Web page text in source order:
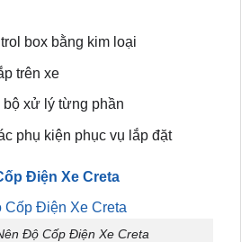
box bằng kim loại
trên xe
bộ xử lý từng phần
phụ kiện phục vụ lắp đặt
Điện Xe Creta
Độ Cốp Điện Xe Creta